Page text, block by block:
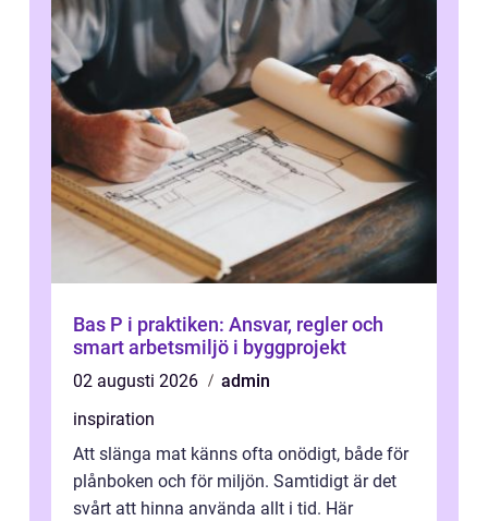
Bas P i praktiken: Ansvar, regler och
smart arbetsmiljö i byggprojekt
02 augusti 2026
admin
inspiration
Att slänga mat känns ofta onödigt, både för
plånboken och för miljön. Samtidigt är det
svårt att hinna använda allt i tid. Här